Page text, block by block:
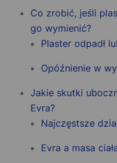
Co zrobić, jeśli
go wymienić?
Plaster odpadł
Opóźnienie w
Jakie skutki
Evra?
Najczęstsze
Evra a masa